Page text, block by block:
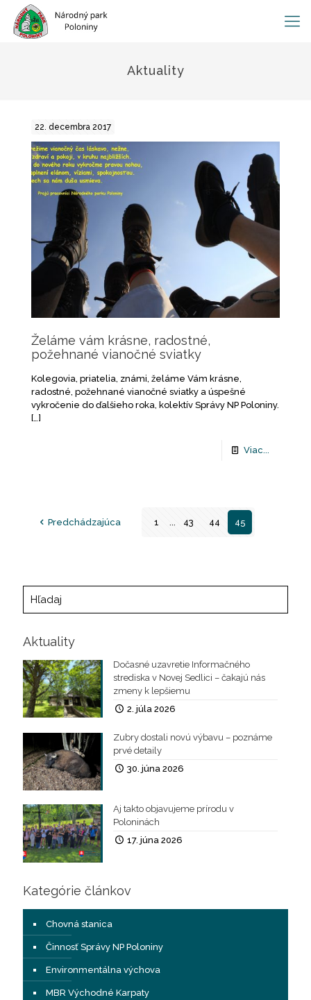
Aktuality
22. decembra 2017
Želáme vám krásne, radostné,
požehnané vianočné sviatky
Kolegovia, priatelia, známi, želáme Vám krásne,
radostné, požehnané vianočné sviatky a úspešné
vykročenie do ďalšieho roka, kolektív Správy NP Poloniny.
[…]
Viac...
Predchádzajúca 1 43 44 45
Aktuality
Dočasné uzavretie Informačného
strediska v Novej Sedlici – čakajú nás
zmeny k lepšiemu
2. júla 2026
Zubry dostali novú výbavu – poznáme
prvé detaily
30. júna 2026
Aj takto objavujeme prírodu v
Poloninách
17. júna 2026
Kategórie článkov
Chovná stanica
Činnosť Správy NP Poloniny
Environmentálna výchova
MBR Východné Karpaty